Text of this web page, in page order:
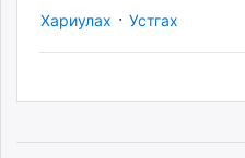
Хариулах · Устгах